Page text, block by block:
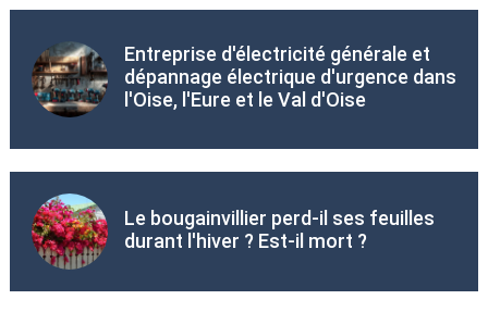
Entreprise d'électricité générale et
dépannage électrique d'urgence dans
l'Oise, l'Eure et le Val d'Oise
Le bougainvillier perd-il ses feuilles
durant l'hiver ? Est-il mort ?